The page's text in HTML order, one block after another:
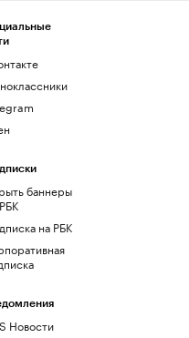
баннеры
на РБК
Новости